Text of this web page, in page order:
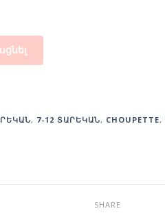
, 7-12 ՏԱՐԵԿԱՆ, CHOUPETTE,
SHARE